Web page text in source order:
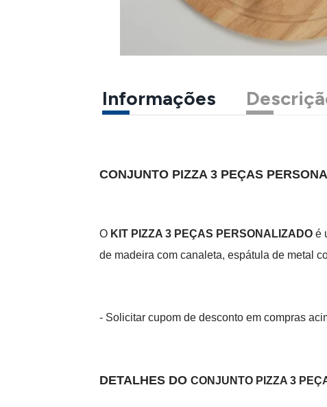
Informações
CONJUNTO PIZZA 3 PEÇAS
O KIT PIZZA 3 PEÇAS PERSONALIZADO é
de madeira com canaleta, espátula de metal
- Solicitar cupom de desconto em compras
DETALHES DOCONJUNTO PIZZA 3